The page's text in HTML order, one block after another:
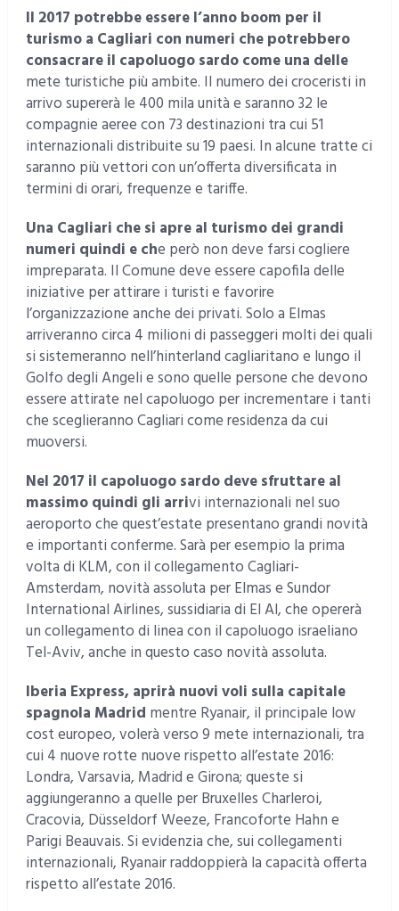
Il 2017 potrebbe essere l’anno boom per il
turismo a Cagliari con numeri che potrebbero
consacrare il capoluogo sardo come una delle
mete turistiche più ambite. Il numero dei croceristi in
arrivo supererà le 400 mila unità e saranno 32 le
compagnie aeree con 73 destinazioni tra cui 51
internazionali distribuite su 19 paesi. In alcune tratte ci
saranno più vettori con un’offerta diversificata in
termini di orari, frequenze e tariffe.
Una Cagliari che si apre al turismo dei grandi
numeri quindi e che però non deve farsi cogliere
impreparata. Il Comune deve essere capofila delle
iniziative per attirare i turisti e favorire
l’organizzazione anche dei privati. Solo a Elmas
arriveranno circa 4 milioni di passeggeri molti dei quali
si sistemeranno nell’hinterland cagliaritano e lungo il
Golfo degli Angeli e sono quelle persone che devono
essere attirate nel capoluogo per incrementare i tanti
che sceglieranno Cagliari come residenza da cui
muoversi.
Nel 2017 il capoluogo sardo deve sfruttare al
massimo quindi gli arrivi internazionali nel suo
aeroporto che quest’estate presentano grandi novità
e importanti conferme. Sarà per esempio la prima
volta di KLM, con il collegamento Cagliari-
Amsterdam, novità assoluta per Elmas e Sundor
International Airlines, sussidiaria di El Al, che opererà
un collegamento di linea con il capoluogo israeliano
Tel-Aviv, anche in questo caso novità assoluta.
Iberia Express, aprirà nuovi voli sulla capitale
spagnola Madrid mentre Ryanair, il principale low
cost europeo, volerà verso 9 mete internazionali, tra
cui 4 nuove rotte nuove rispetto all’estate 2016:
Londra, Varsavia, Madrid e Girona; queste si
aggiungeranno a quelle per Bruxelles Charleroi,
Cracovia, Düsseldorf Weeze, Francoforte Hahn e
Parigi Beauvais. Si evidenzia che, sui collegamenti
internazionali, Ryanair raddoppierà la capacità offerta
rispetto all’estate 2016.